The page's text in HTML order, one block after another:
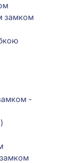
замком
-
замком